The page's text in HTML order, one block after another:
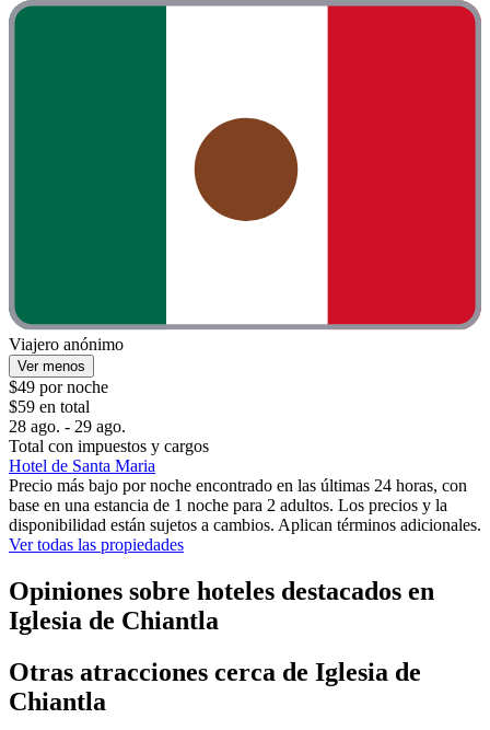
Viajero anónimo
Ver menos
$49 por noche
$59 en total
28 ago. - 29 ago.
Total con impuestos y cargos
Hotel de Santa Maria
Precio más bajo por noche encontrado en las últimas 24 horas, con
base en una estancia de 1 noche para 2 adultos. Los precios y la
disponibilidad están sujetos a cambios. Aplican términos adicionales.
Ver todas las propiedades
Opiniones sobre hoteles destacados en
Iglesia de Chiantla
Otras atracciones cerca de Iglesia de
Chiantla